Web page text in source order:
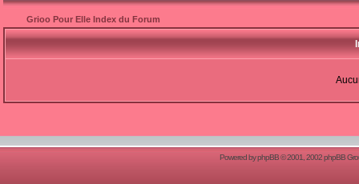
Grioo Pour Elle Index du Forum
Powered byphpBB© 2001, 2002 phpBB